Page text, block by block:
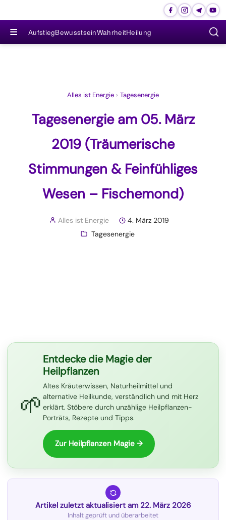
≡ AufstiegBewusstseinWahrheitHeilung
Alles ist Energie › Tagesenergie
Tagesenergie am 05. März
2019 (Träumerische
Stimmungen & Feinfühliges
Wesen – Fischemond)
Alles ist Energie
4. März 2019
Tagesenergie
🌱
Entdecke die Magie der
Heilpflanzen
Altes Kräuterwissen, Naturheilmittel und
alternative Heilkunde, verständlich und mit Herz
erklärt. Stöbere durch unzählige Heilpflanzen-
Porträts, Rezepte und Tipps.
Zur Heilpflanzen Magie →
Artikel zuletzt aktualisiert am 22. März 2026
Inhalt geprüft und überarbeitet